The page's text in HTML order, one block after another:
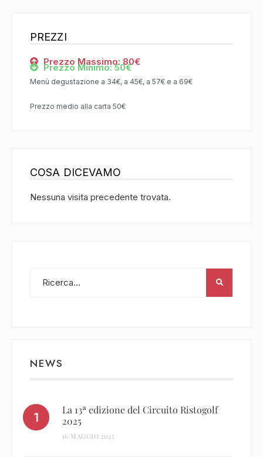
PREZZI
Prezzo Massimo: 80€
Prezzo Minimo: 50€
Menù degustazione a 34€, a 45€, a 57€ e a 69€
Prezzo medio alla carta 50€
COSA DICEVAMO
Nessuna visita precedente trovata.
NEWS
La 13ª edizione del Circuito Ristogolf
2025
16 MAGGIO 2025